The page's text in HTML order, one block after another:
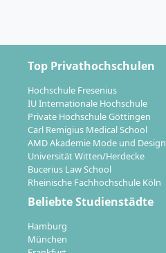
Top Privathochschulen
Hochschule Fresenius
IU Internationale Hochschule
Private Hochschule Göttingen
Carl Remigius Medical School
AMD Akademie Mode und Design
Universität Witten/Herdecke
Bucerius Law School
Rheinische Fachhochschule Köln
Beliebte Studienstädte
Hamburg
München